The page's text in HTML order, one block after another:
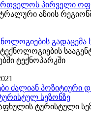
პირველი
აზიის
ტექნოპარკში
ძალიან პოზიტიური
სეზონზე
ტურისტული